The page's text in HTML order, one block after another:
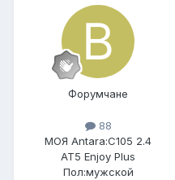
Форумчане
88
МОЯ Antara:C105 2.4
AT5 Enjoy Plus
Пол:мужской